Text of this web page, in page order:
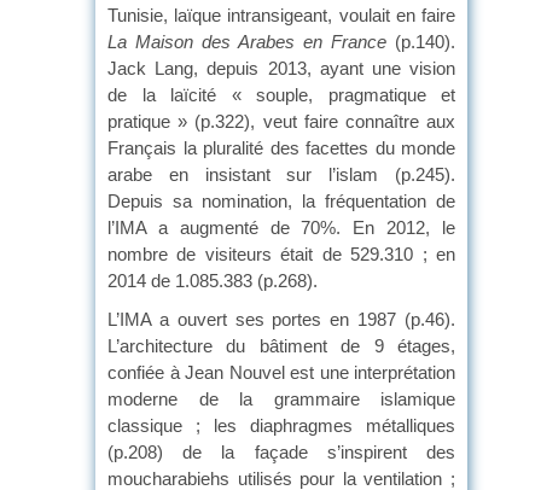
Tunisie, laïque intransigeant, voulait en faire
La Maison des Arabes en France (p.140).
Jack Lang, depuis 2013, ayant une vision
de la laïcité « souple, pragmatique et
pratique » (p.322), veut faire connaître aux
Français la pluralité des facettes du monde
arabe en insistant sur l’islam (p.245).
Depuis sa nomination, la fréquentation de
l’IMA a augmenté de 70%. En 2012, le
nombre de visiteurs était de 529.310 ; en
2014 de 1.085.383 (p.268).
L’IMA a ouvert ses portes en 1987 (p.46).
L’architecture du bâtiment de 9 étages,
confiée à Jean Nouvel est une interprétation
moderne de la grammaire islamique
classique ; les diaphragmes métalliques
(p.208) de la façade s’inspirent des
moucharabiehs utilisés pour la ventilation ;